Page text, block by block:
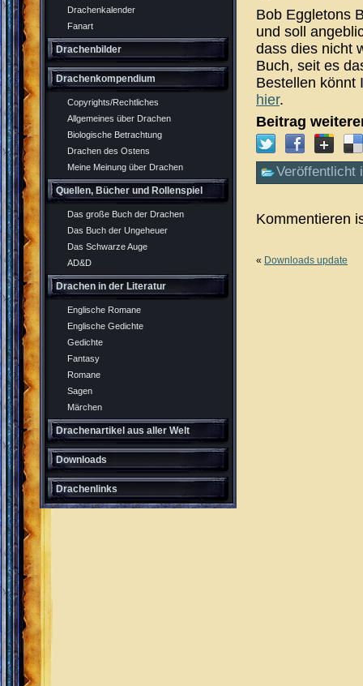
Drachenkalender
Fanart
Drachenbilder
Drachenkompendium
Copyrights/Rechtliches
Allgemeines über Drachen
Biologische Betrachtung
Drachen des Ostens
Meine Meinung über Drachen
Quellen, Bücher und Rollenspiel
Das große Buch der Drachen
Das Buch der Ungeheuer
Das Schwarze Auge
AD&D
Drachen in der Literatur
Englische Romane
Englische Gedichte
Gedichte
Fantasy
Romane
Sagen
Märchen
Drachenartikel aus aller Welt
Downloads
Drachenlinks
Bob Eggletons
und soll
dass dies nicht
Buch, seit es
Bestellen könnt
hier.
Beitrag
Veröffentlicht
Kommentieren
« Downloads update